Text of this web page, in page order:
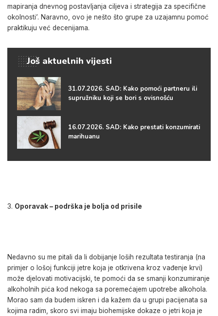
mapiranja dnevnog postavljanja ciljeva i strategija za specifične
okolnosti’. Naravno, ovo je nešto što grupe za uzajamnu pomoć
praktikuju već decenijama.
Još aktuelnih vijesti
31.07.2026. SAD: Kako pomoći partneru ili
supružniku koji se bori s ovisnošću
16.07.2026. SAD: Kako prestati konzumirati
marihuanu
Oporavak – podrška je bolja od prisile
Nedavno su me pitali da li dobijanje loših rezultata testiranja (na
primjer o lošoj funkciji jetre koja je otkrivena kroz vađenje krvi)
može djelovati motivacijski, te pomoći da se smanji konzumiranje
alkoholnih pića kod nekoga sa poremećajem upotrebe alkohola.
Morao sam da budem iskren i da kažem da u grupi pacijenata sa
kojima radim, skoro svi imaju biohemijske dokaze o jetri koja je